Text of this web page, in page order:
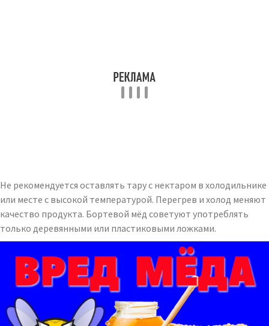
Не рекомендуется оставлять тару с нектаром в холодильнике
или месте с высокой температурой. Перегрев и холод меняют
качество продукта. Бортевой мёд советуют употреблять
только деревянными или пластиковыми ложками.